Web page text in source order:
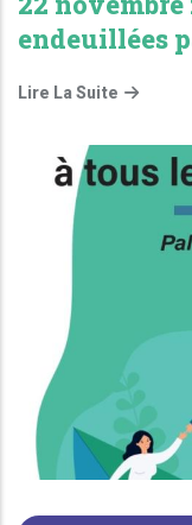
endeuillées
Lire La Suite